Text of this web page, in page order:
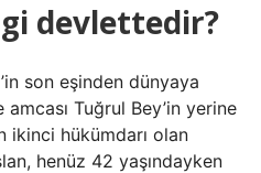
devlettedir?
son eşinden dünyaya
Tuğrul Bey’in yerine
ikinci hükümdarı olan
henüz 42 yaşındayken